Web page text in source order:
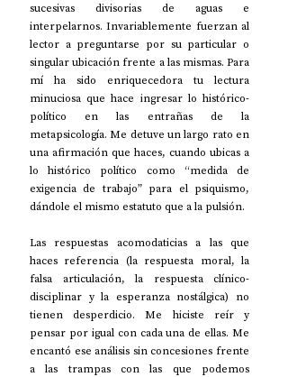
sucesivas divisorias de aguas e
interpelarnos. Invariablemente fuerzan al
lector a preguntarse por su particular o
singular ubicación frente a las mismas. Para
mí ha sido enriquecedora tu lectura
minuciosa que hace ingresar lo histórico-
político en las entrañas de la
metapsicología. Me detuve un largo rato en
una afirmación que haces, cuando ubicas a
lo histórico político como “medida de
exigencia de trabajo” para el psiquismo,
dándole el mismo estatuto que a la pulsión.
Las respuestas acomodaticias a las que
haces referencia (la respuesta moral, la
falsa articulación, la respuesta clínico-
disciplinar y la esperanza nostálgica) no
tienen desperdicio. Me hiciste reír y
pensar por igual con cada una de ellas. Me
encantó ese análisis sin concesiones frente
a las trampas con las que podemos